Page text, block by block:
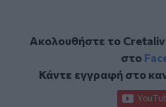
Ακολουθήστε το
στο
Κάντε εγγραφή στο